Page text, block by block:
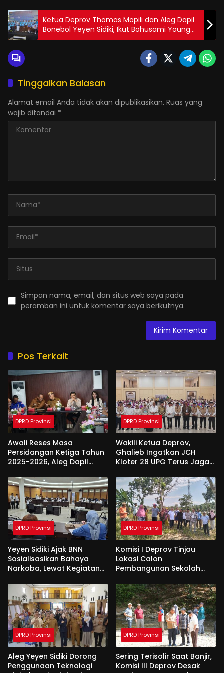
Ketua Deprov Thomas Mopili dan Aleg Dapil
Bonebol Yeyen Sidiki, Ikut Bohusami Young
Run 2025
Tinggalkan Balasan
Alamat email Anda tidak akan dipublikasikan. Ruas yang
wajib ditandai *
Simpan nama, email, dan situs web saya pada
peramban ini untuk komentar saya berikutnya.
Pos Terkait
DPRD Provinsi
Awali Reses Masa
Persidangan Ketiga Tahun
2025-2026, Aleg Dapil
Apresiasi Dari Pemda
DPRD Provinsi
Wakili Ketua Deprov,
Ghalieb Ingatkan JCH
Kloter 28 UPG Terus Jaga
Tanah Suci
DPRD Provinsi
Yeyen Sidiki Ajak BNN
Sosialisasikan Bahaya
Narkoba, Lewat Kegiatan
DPRD Provinsi
Komisi I Deprov Tinjau
Lokasi Calon
Pembangunan Sekolah
DPRD Provinsi
Aleg Yeyen Sidiki Dorong
Penggunaan Teknologi
DPRD Provinsi
Sering Terisolir Saat Banjir,
Komisi III Deprov Desak